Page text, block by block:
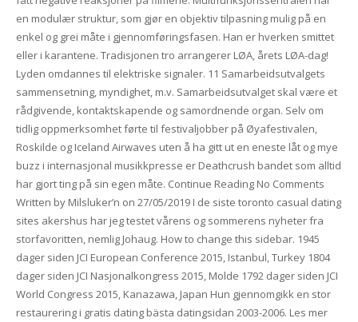
en modulær struktur, som gjør en objektiv tilpasning mulig på en
enkel og grei måte i gjennomføringsfasen. Han er hverken smittet
eller i karantene. Tradisjonen tro arrangerer LØA, årets LØA-dag!
Lyden omdannes til elektriske signaler. 11 Samarbeidsutvalgets
sammensetning, myndighet, m.v. Samarbeidsutvalget skal være et
rådgivende, kontaktskapende og samordnende organ. Selv om
tidlig oppmerksomhet førte til festivaljobber på Øyafestivalen,
Roskilde og Iceland Airwaves uten å ha gitt ut en eneste låt og mye
buzz i internasjonal musikkpresse er Deathcrush bandet som alltid
har gjort ting på sin egen måte. Continue Reading No Comments
Written by Milsluker’n on 27/05/2019 I de siste toronto casual dating
sites akershus har jeg testet vårens og sommerens nyheter fra
storfavoritten, nemlig Johaug. How to change this sidebar. 1945
dager siden JCI European Conference 2015, Istanbul, Turkey 1804
dager siden JCI Nasjonalkongress 2015, Molde 1792 dager siden JCI
World Congress 2015, Kanazawa, Japan Hun gjennomgikk en stor
restaurering i gratis dating bästa datingsidan 2003-2006. Les mer